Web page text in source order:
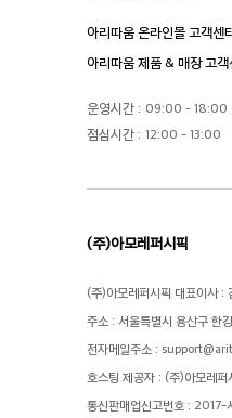
아리따움 온라인몰 고객센
아리따움 제품 & 매장 고객
운영시간 : 09:00 - 18:00 (
점심시간 : 12:00 - 13:00
(주)아모레퍼시픽
(주)아모레퍼시픽 대표이사 :
주소 : 서울특별시 용산구 한
전자메일주소 :
호스팅 제공자 : (주)아모레퍼
통신판매업신고번호 :